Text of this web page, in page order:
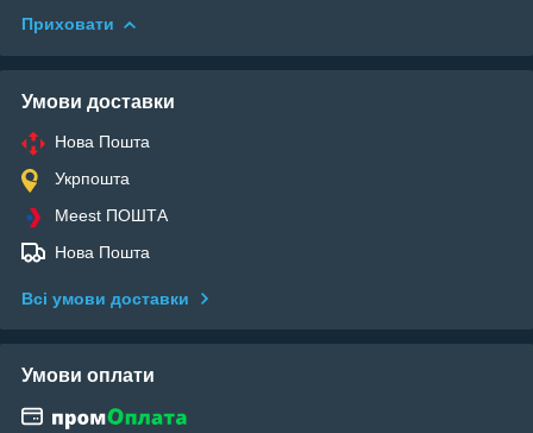
Приховати
Умови доставки
Нова Пошта
Укрпошта
Meest ПОШТА
Нова Пошта
Всі умови доставки
Умови оплати